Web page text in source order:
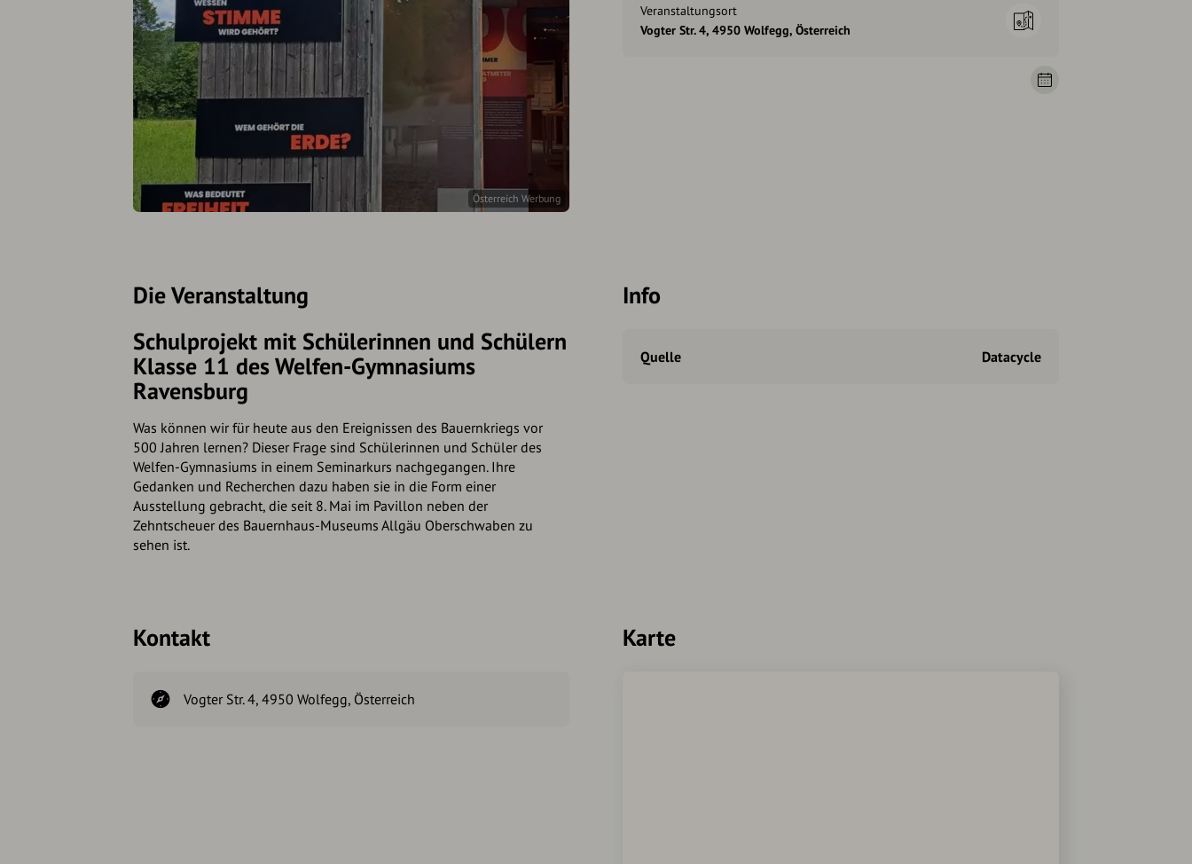
Österreich Werbung
Veranstaltungsort
Vogter Str. 4, 4950 Wolfegg, Österreich
Die Veranstaltung
Schulprojekt mit Schülerinnen und Schülern
Klasse 11 des Welfen-Gymnasiums
Ravensburg
Was können wir für heute aus den Ereignissen des Bauernkriegs vor
500 Jahren lernen? Dieser Frage sind Schülerinnen und Schüler des
Welfen-Gymnasiums in einem Seminarkurs nachgegangen. Ihre
Gedanken und Recherchen dazu haben sie in die Form einer
Ausstellung gebracht, die seit 8. Mai im Pavillon neben der
Zehntscheuer des Bauernhaus-Museums Allgäu Oberschwaben zu
sehen ist.
Info
Quelle Datacycle
Kontakt
Vogter Str. 4, 4950 Wolfegg, Österreich
Karte